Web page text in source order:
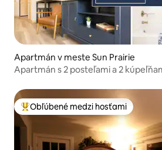
Apartmán v meste Sun Prairie
Apartmán s 2 posteľami a 2
Najobľúbenejšie medzi hosťami
Obľúbené medzi hosťami